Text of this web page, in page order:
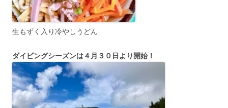
生もずく入り冷やしうどん
ダイビングシーズンは４月３０日より開始！